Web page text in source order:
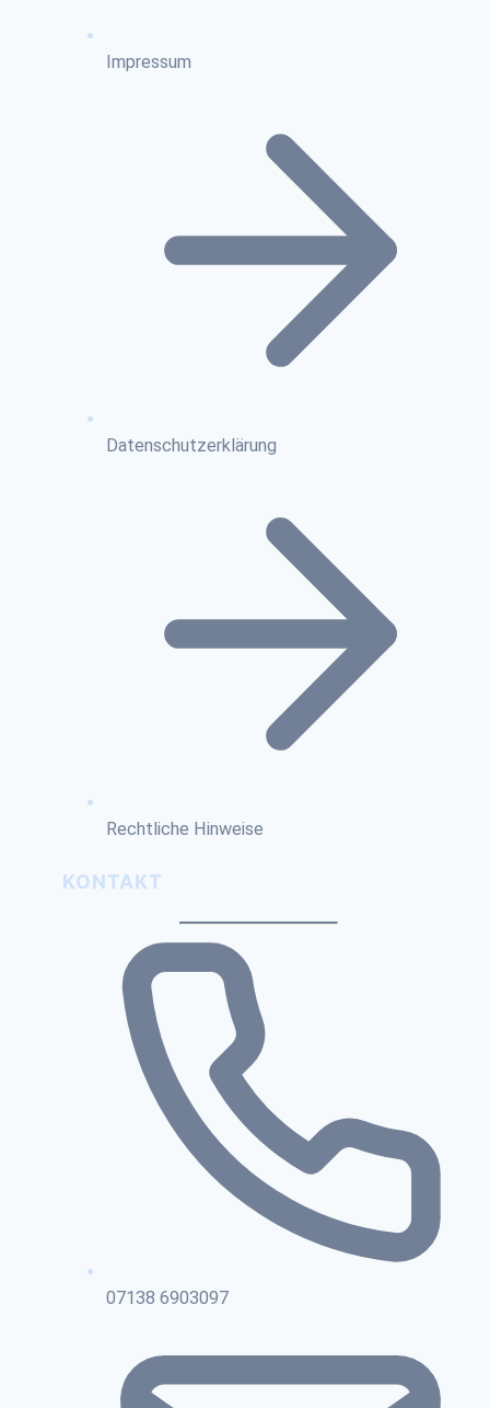
Impressum
Datenschutzerklärung
Rechtliche Hinweise
KONTAKT
07138 6903097